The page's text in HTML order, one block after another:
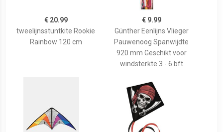
€ 20.99
tweelijnsstuntkite Rookie
Rainbow 120 cm
€ 9.99
Günther Eenlijns Vlieger
Pauwenoog Spanwijdte
920 mm Geschikt voor
windsterkte 3 - 6 bft